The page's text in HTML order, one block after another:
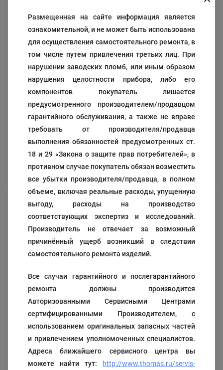
Размещенная на сайте информация является
ознакомительной, и не может быть использована
для осуществления самостоятельного ремонта, в
том числе путем привлечения третьих лиц. При
нарушении заводских пломб, или иным образом
нарушения целостности прибора, либо его
компонентов покупатель лишается
предусмотренного производителем/продавцом
гарантийного обслуживания, а также не вправе
требовать от производителя/продавца
выполнения обязанностей предусмотренных ст.
18 и 29 «Закона о защите прав потребителей», в
противном случае покупатель обязан возместить
все убытки производителя/продавца, в полном
объеме, включая реальные расходы, упущенную
выгоду, расходы на производство
соответствующих экспертиз и исследований.
Производитель не отвечает за возможный
причинённый ущерб возникший в следствии
самостоятельного ремонта изделий.
Все случаи гарантийного и послегарантийного
ремонта должны производится
Авторизованными Сервисными Центрами
сертифицированными Производителем, с
использованием оригинальных запасных частей
и привлечением уполномоченных специалистов.
Адреса ближайшего сервисного центра вы
можете найти тут:
http://www.thomas.ru/servis-
Прокладка
109233
В корзину
Уплотнительное кольцо
В корзину
Уплотнительное кольцо
109235
В корзину
Деталь
Код: 109256
123
В корзину